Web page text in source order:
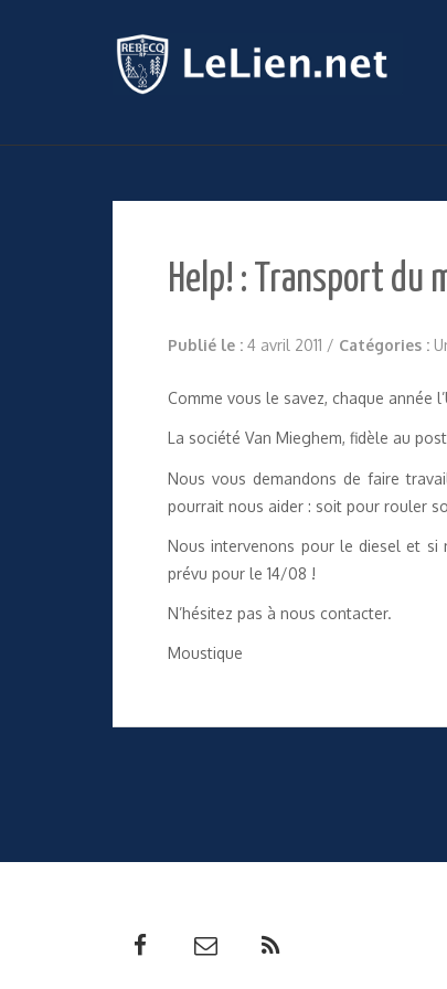
Help! : Transport du
Publié le : 4 avril 2011 / Catégories :
Comme vous le savez, chaque année
La société Van Mieghem, fidèle au
Nous vous demandons de faire
pourrait nous aider : soit pour rouler
Nous intervenons pour le diesel et si
prévu pour le 14/08 !
N’hésitez pas à nous contacter.
Moustique